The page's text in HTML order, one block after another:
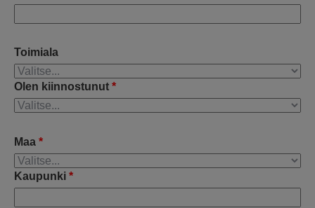
Toimiala
Olen kiinnostunut *
Maa *
Kaupunki *